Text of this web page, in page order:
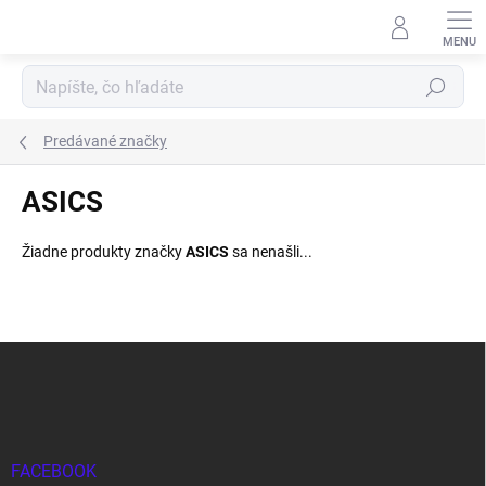
Hľadať
Predávané značky
ASICS
Žiadne produkty značkyASICS sa nenašli...
FACEBOOK